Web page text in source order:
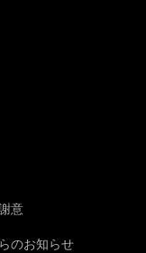
意
のお知らせ